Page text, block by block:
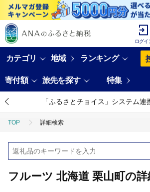
ログイ
カテゴリ 地域 ランキング
寄付額 旅先を探す 特集
「ふるさとチョイス」システム連
TOP 詳細検索
フルーツ 北海道 栗山町の